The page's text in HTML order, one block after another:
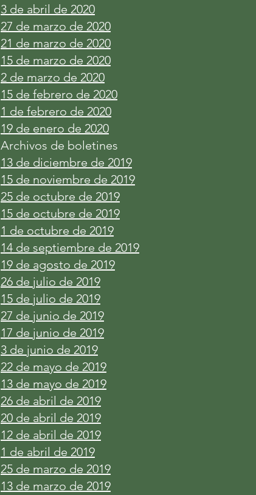
3 de abril de 2020
27 de marzo de 2020
21 de marzo de 2020
15 de marzo de 2020
2 de marzo de 2020
15 de febrero de 2020
1 de febrero de 2020
19 de enero de 2020
Archivos de boletines
13 de diciembre de 2019
15 de noviembre de 2019
25 de octubre de 2019
15 de octubre de 2019
1 de octubre de 2019
14 de septiembre de 2019
19 de agosto de 2019
26 de julio de 2019
15 de julio de 2019
27 de junio de 2019
17 de junio de 2019
3 de junio de 2019
22 de mayo de 2019
13 de mayo de 2019
26 de abril de 2019
20 de abril de 2019
12 de abril de 2019
1 de abril de 2019
25 de marzo de 2019
13 de marzo de 2019